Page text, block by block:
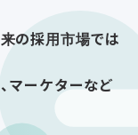
の採用市場では
マーケターなど